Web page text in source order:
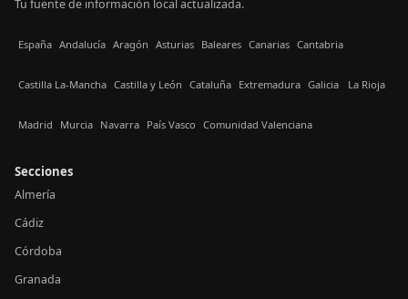
Tu fuente de información local actualizada.
España Andalucía Aragón Asturias Baleares Canarias Cantabria
Castilla La-Mancha Castilla y León Cataluña Extremadura Galicia La Rioja
Madrid Murcia Navarra País Vasco Comunidad Valenciana
Secciones
Almería
Cádiz
Córdoba
Granada